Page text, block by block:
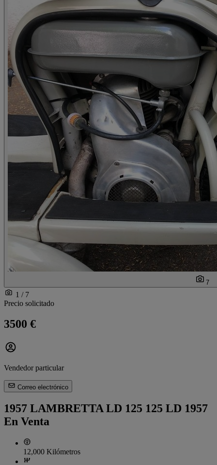
7
1 / 7
Precio solicitado
3500 €
Vendedor particular
Correo electrónico
1957 LAMBRETTA LD 125 125 LD 1957
En Venta
12,000 Kilómetros